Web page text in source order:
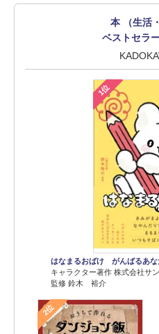
本 （生活
ベストセラ
1位
はなまるおばけ がんばるあ
キャラクター著作 株式会社サ
監修 鈴木 裕介
2位